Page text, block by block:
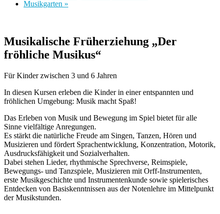
Musikgarten »
Musikalische Früherziehung „Der
fröhliche Musikus“
Für Kinder zwischen 3 und 6 Jahren
In diesen Kursen erleben die Kinder in einer entspannten und
fröhlichen Umgebung: Musik macht Spaß!
Das Erleben von Musik und Bewegung im Spiel bietet für alle
Sinne vielfältige Anregungen.
Es stärkt die natürliche Freude am Singen, Tanzen, Hören und
Musizieren und fördert Sprachentwicklung, Konzentration, Motorik,
Ausdrucksfähigkeit und Sozialverhalten.
Dabei stehen Lieder, rhythmische Sprechverse, Reimspiele,
Bewegungs- und Tanzspiele, Musizieren mit Orff-Instrumenten,
erste Musikgeschichte und Instrumentenkunde sowie spielerisches
Entdecken von Basiskenntnissen aus der Notenlehre im Mittelpunkt
der Musikstunden.